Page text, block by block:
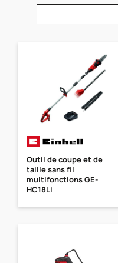
Outil de coupe et de
taille sans fil
multifonctions GE-
HC18Li